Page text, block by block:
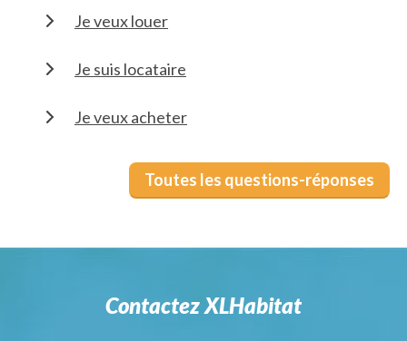
Je veux louer
Je suis locataire
Je veux acheter
Toutes les questions-réponses
Contactez XLHabitat